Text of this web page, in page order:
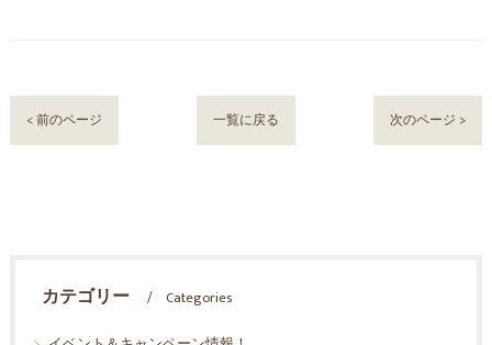
< 前のページ 一覧に戻る 次のページ >
カテゴリー
Categories